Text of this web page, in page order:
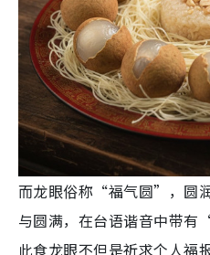
而龙眼俗称“福气圆”，圆
与圆满， 在台语谐音中带有
此食龙眼不但是祈求个人